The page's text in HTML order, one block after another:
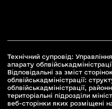
Технічний супровід:
апарату
Відповідальні за зміст
облвійськадміністрації:
облвійськадміністрації,
територіальні підрозділи
веб-сторінки яких розміщені